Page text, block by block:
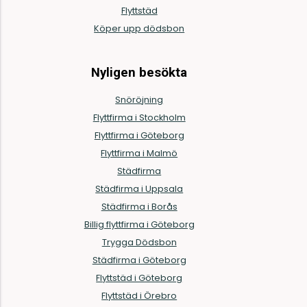
Flyttstäd
Köper upp dödsbon
Nyligen besökta
Snöröjning
Flyttfirma i Stockholm
Flyttfirma i Göteborg
Flyttfirma i Malmö
Städfirma
Städfirma i Uppsala
Städfirma i Borås
Billig flyttfirma i Göteborg
Trygga Dödsbon
Städfirma i Göteborg
Flyttstäd i Göteborg
Flyttstäd i Örebro